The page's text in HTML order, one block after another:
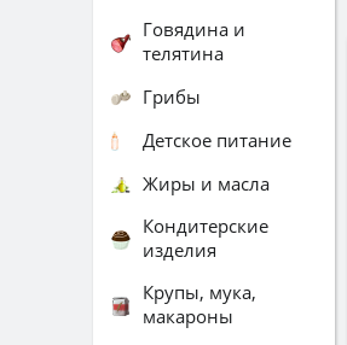
Говядина и
телятина
Грибы
Детское питание
Жиры и масла
Кондитерские
изделия
Крупы, мука,
макароны